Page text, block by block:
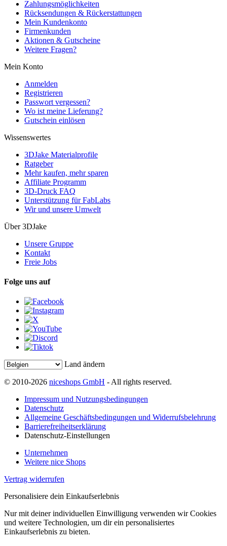
Zahlungsmöglichkeiten
Rücksendungen & Rückerstattungen
Mein Kundenkonto
Firmenkunden
Aktionen & Gutscheine
Weitere Fragen?
Mein Konto
Anmelden
Registrieren
Passwort vergessen?
Wo ist meine Lieferung?
Gutschein einlösen
Wissenswertes
3DJake Materialprofile
Ratgeber
Mehr kaufen, mehr sparen
Affiliate Programm
3D-Druck FAQ
Unterstützung für FabLabs
Wir und unsere Umwelt
Über 3DJake
Unsere Gruppe
Kontakt
Freie Jobs
Folge uns auf
Land ändern
© 2010-2026 niceshops GmbH - All rights reserved.
Impressum und Nutzungsbedingungen
Datenschutz
Allgemeine Geschäftsbedingungen und Widerrufsbelehrung
Barrierefreiheitserklärung
Datenschutz-Einstellungen
Unternehmen
Weitere nice Shops
Vertrag widerrufen
Personalisiere dein Einkaufserlebnis
Nur mit deiner individuellen Einwilligung verwenden wir Cookies
und weitere Technologien, um dir ein personalisiertes
Einkaufserlebnis zu bieten.